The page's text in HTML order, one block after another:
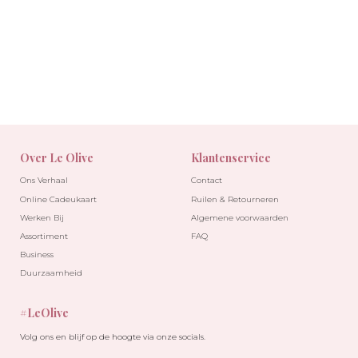
Over Le Olive
Ons Verhaal
Online Cadeukaart
Werken Bij
Assortiment
Business
Duurzaamheid
Klantenservice
Contact
Ruilen & Retourneren
Algemene voorwaarden
FAQ
#LeOlive
Volg ons en blijf op de hoogte via onze socials.